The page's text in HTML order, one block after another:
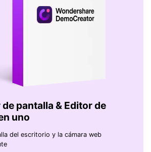
pantalla & Editor de
uno
del escritorio y la cámara web